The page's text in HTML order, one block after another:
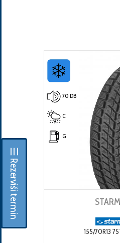
☰ Rezerviši termin
70 DB
C
G
155/70R13